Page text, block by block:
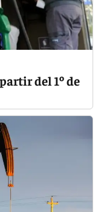
del 1º de